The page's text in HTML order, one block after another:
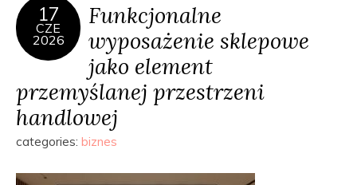
17
CZE
2026
Funkcjonalne
wyposażenie sklepowe
jako element
przemyślanej przestrzeni
handlowej
categories: biznes